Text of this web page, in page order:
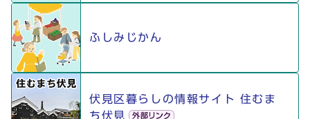
ふしみじかん
伏見区暮らしの情報サイト 住むま
ち伏見